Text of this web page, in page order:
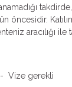
öncesidir.
aracılığı ile
- Vize